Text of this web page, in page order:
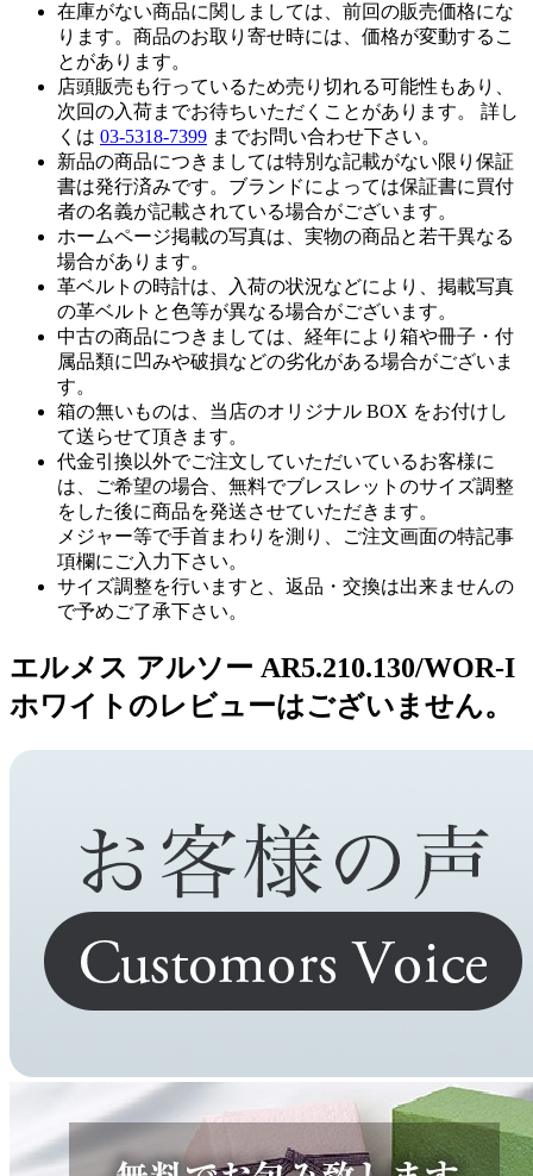
在庫がない商品に関しましては、前回の販売価格にな
ります。商品のお取り寄せ時には、価格が変動するこ
とがあります。
店頭販売も行っているため売り切れる可能性もあり、
次回の入荷までお待ちいただくことがあります。 詳し
くは 03-5318-7399 までお問い合わせ下さい。
新品の商品につきましては特別な記載がない限り保証
書は発行済みです。ブランドによっては保証書に買付
者の名義が記載されている場合がございます。
ホームページ掲載の写真は、実物の商品と若干異なる
場合があります。
革ベルトの時計は、入荷の状況などにより、掲載写真
の革ベルトと色等が異なる場合がございます。
中古の商品につきましては、経年により箱や冊子・付
属品類に凹みや破損などの劣化がある場合がございま
す。
箱の無いものは、当店のオリジナル BOX をお付けし
て送らせて頂きます。
代金引換以外でご注文していただいているお客様に
は、ご希望の場合、無料でブレスレットのサイズ調整
をした後に商品を発送させていただきます。
メジャー等で手首まわりを測り、ご注文画面の特記事
項欄にご入力下さい。
サイズ調整を行いますと、返品・交換は出来ませんの
で予めご了承下さい。
エルメス アルソー AR5.210.130/WOR-I
ホワイトのレビューはございません。